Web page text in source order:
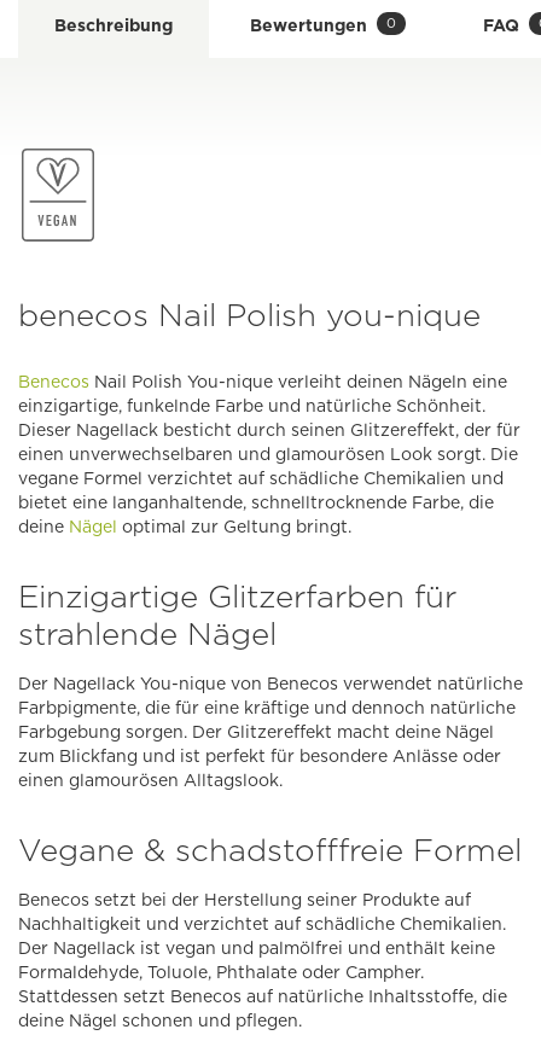
Beschreibung Bewertungen 0 FAQ
benecos Nail Polish you-nique
Benecos Nail Polish You-nique verleiht deinen Nägeln eine
einzigartige, funkelnde Farbe und natürliche Schönheit.
Dieser Nagellack besticht durch seinen Glitzereffekt, der für
einen unverwechselbaren und glamourösen Look sorgt. Die
vegane Formel verzichtet auf schädliche Chemikalien und
bietet eine langanhaltende, schnelltrocknende Farbe, die
deine Nägel optimal zur Geltung bringt.
Einzigartige Glitzerfarben für
strahlende Nägel
Der Nagellack You-nique von Benecos verwendet natürliche
Farbpigmente, die für eine kräftige und dennoch natürliche
Farbgebung sorgen. Der Glitzereffekt macht deine Nägel
zum Blickfang und ist perfekt für besondere Anlässe oder
einen glamourösen Alltagslook.
Vegane & schadstofffreie Formel
Benecos setzt bei der Herstellung seiner Produkte auf
Nachhaltigkeit und verzichtet auf schädliche Chemikalien.
Der Nagellack ist vegan und palmölfrei und enthält keine
Formaldehyde, Toluole, Phthalate oder Campher.
Stattdessen setzt Benecos auf natürliche Inhaltsstoffe, die
deine Nägel schonen und pflegen.